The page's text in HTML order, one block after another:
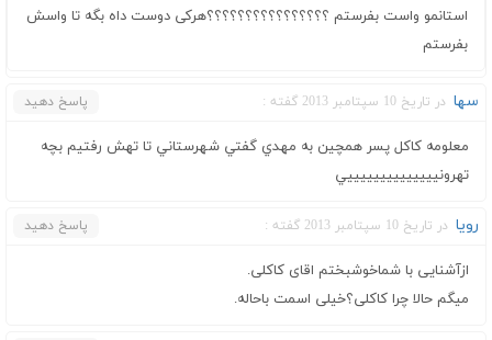
استانمو واست بفرستم ؟؟؟؟؟؟؟؟؟؟؟؟؟؟؟؟هرکی دوست داه بگه تا واسش
بفرستم
سها در تاریخ 10 سپتامبر 2013 گفته : پاسخ دهید
معلومه كاكل پسر همچين به مهدي گفتي شهرستاني تا تهش رفتيم بچه
تهرونييييييييييييييي
رویا در تاریخ 10 سپتامبر 2013 گفته : پاسخ دهید
ازآشنایی با شماخوشبختم اقای کاکلی.
میگم حالا چرا کاکلی؟خیلی اسمت باحاله.